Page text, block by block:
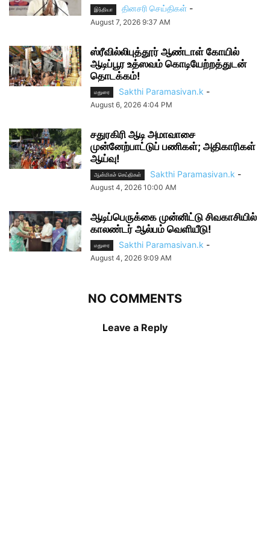
இந்தியா தினசரி செய்திகள் -
August 7, 2026 9:37 AM
ஸ்ரீவில்லிபுத்தூர் ஆண்டாள் கோயில்
ஆடிப்பூர உத்ஸவம் கொடியேற்றத்துடன்
தொடக்கம்!
மதுரை Sakthi Paramasivan.k -
August 6, 2026 4:04 PM
சதுரகிரி ஆடி அமாவாசை
முன்னேற்பாட்டுப் பணிகள்; அதிகாரிகள்
ஆய்வு!
ஆன்மிகச் செய்திகள் Sakthi Paramasivan.k -
August 4, 2026 10:00 AM
ஆடிப்பெருக்கை முன்னிட்டு சிவகாசியில்
காலண்டர் ஆல்பம் வெளியீடு!
மதுரை Sakthi Paramasivan.k -
August 4, 2026 9:09 AM
NO COMMENTS
Leave a Reply